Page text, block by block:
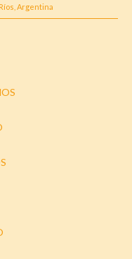
Argentina